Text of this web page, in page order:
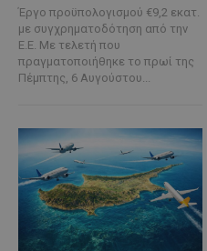
Έργο προϋπολογισμού €9,2 εκατ.
με συγχρηματοδότηση από την
Ε.Ε. Με τελετή που
πραγματοποιήθηκε το πρωί της
Πέμπτης, 6 Αυγούστου...